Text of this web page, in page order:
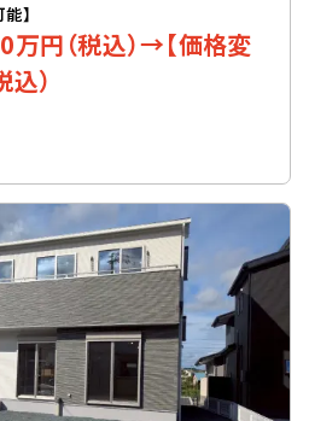
】
万円（税込）→【価格変
）